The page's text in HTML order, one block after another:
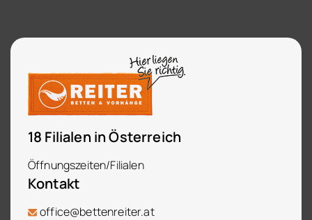
18 Filialen in Österreich
Öffnungszeiten/Filialen
Kontakt
office@bettenreiter.at